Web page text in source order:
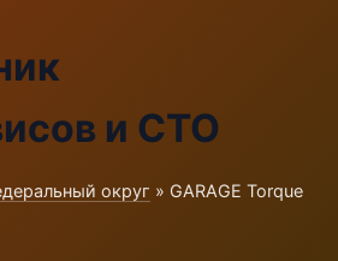
и СТО
округ » GARAGE Torque